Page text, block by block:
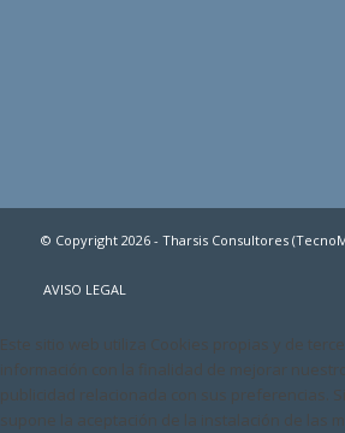
© Copyright 2026 - Tharsis Consultores
AVISO LEGAL
Este sitio web utiliza Cookies propias y de
información con la finalidad de mejorar
publicidad relacionada con sus preferencias.
supone la aceptación de la instalación de las